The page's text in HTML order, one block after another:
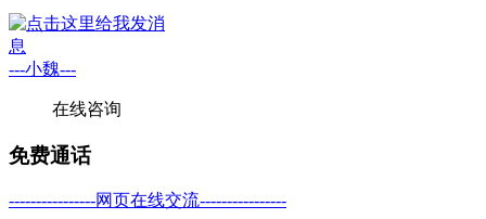
---小魏---
在线咨询
免费通话
----------------网页在线交流----------------